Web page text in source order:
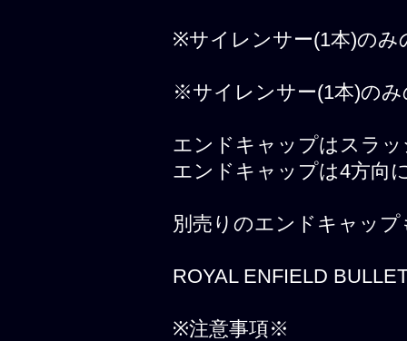
※サイレンサー(1本)のみ
※サイレンサー(1本)のみ
エンドキャップはスラ
エンドキャップは4方向
別売りのエンドキャッ
ROYAL ENFIELD
※注意事項※